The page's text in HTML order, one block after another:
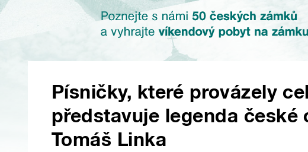
Písničky, které provázely
představuje legenda české
Tomáš Linka